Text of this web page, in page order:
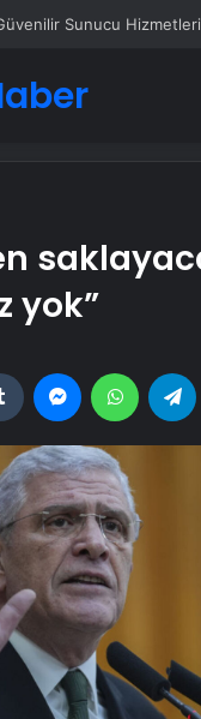
Sunucu Hizmetleri
yok”
Tumblr Messenger